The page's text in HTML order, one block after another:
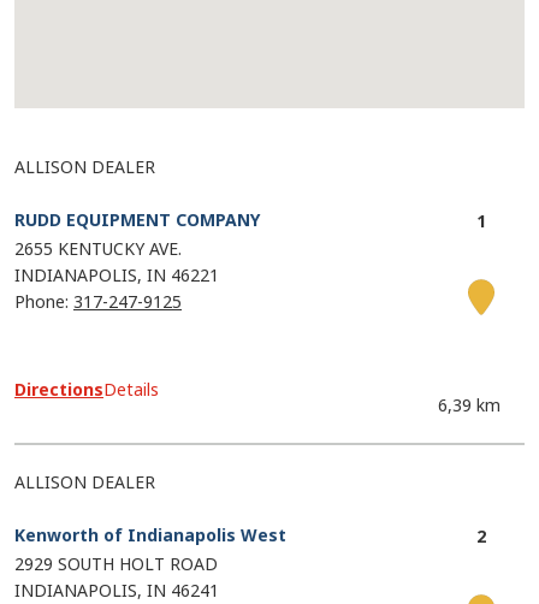
ALLISON DEALER
RUDD EQUIPMENT COMPANY
2655 KENTUCKY AVE.
INDIANAPOLIS IN 46221
Phone: 317-247-9125
6,39 km
DirectionsDetails
ALLISON DEALER
Kenworth of Indianapolis West
2929 SOUTH HOLT ROAD
INDIANAPOLIS IN 46241